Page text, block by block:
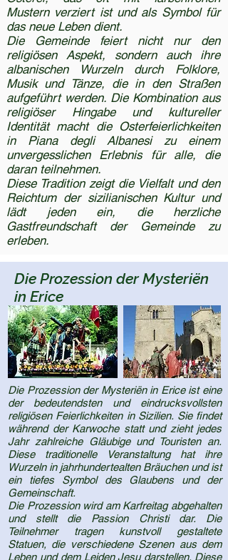
Mustern verziert ist und als Symbol für
das neue Leben dient.
Die Gemeinde feiert nicht nur den
religiösen Aspekt, sondern auch ihre
albanischen Wurzeln durch Folklore,
Musik und Tänze, die in den Straßen
aufgeführt werden. Die Kombination aus
religiöser Hingabe und kultureller
Identität macht die Osterfeierlichkeiten
in Piana degli Albanesi zu einem
unvergesslichen Erlebnis für alle, die
daran teilnehmen.
Diese Tradition zeigt die Vielfalt und den
Reichtum der sizilianischen Kultur und
lädt jeden ein, die herzliche
Gastfreundschaft der Gemeinde zu
erleben.
Die Prozession der Mysteriën
in Erice
Die Prozession der Mysteriën in Erice ist eine
der bedeutendsten und eindrucksvollsten
religiösen Feierlichkeiten in Sizilien. Sie findet
während der Karwoche statt und zieht jedes
Jahr zahlreiche Gläubige und Touristen an.
Diese traditionelle Veranstaltung hat ihre
Wurzeln in jahrhundertealten Bräuchen und ist
ein tiefes Symbol des Glaubens und der
Gemeinschaft.
Die Prozession wird am Karfreitag abgehalten
und stellt die Passion Christi dar. Die
Teilnehmer tragen kunstvoll gestaltete
Statuen, die verschiedene Szenen aus dem
Leben und dem Leiden Jesu darstellen. Diese